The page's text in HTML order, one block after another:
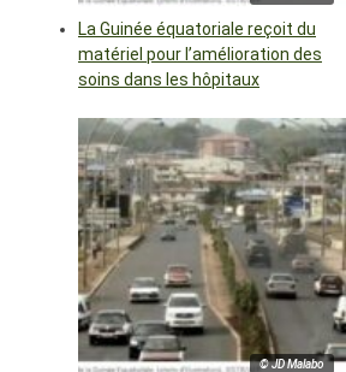
La Guinée équatoriale reçoit du
matériel pour l’amélioration des
soins dans les hôpitaux
© JD Malabo